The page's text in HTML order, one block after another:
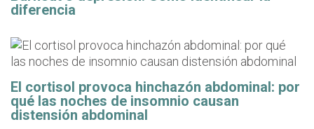
diferencia
El cortisol provoca hinchazón abdominal: por
qué las noches de insomnio causan
distensión abdominal